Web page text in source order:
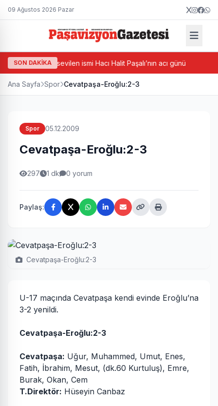
09 Ağustos 2026 Pazar
SON DAKİKAsevilen ismi Hacı Halit Paşalı’nın acı günü
Ana Sayfa Spor Cevatpaşa-Eroğlu:2-3
Spor 05.12.2009
Cevatpaşa-Eroğlu:2-3
297 1 dk 0 yorum
Paylaş:
Cevatpaşa-Eroğlu:2-3
U-17 maçında Cevatpaşa kendi evinde Eroğlu’na
3-2 yenildi.
Cevatpaşa-Eroğlu:2-3
Cevatpaşa: Uğur, Muhammed, Umut, Enes,
Fatih, İbrahim, Mesut, (dk.60 Kurtuluş), Emre,
Burak, Okan, Cem
T.Direktör: Hüseyin Canbaz